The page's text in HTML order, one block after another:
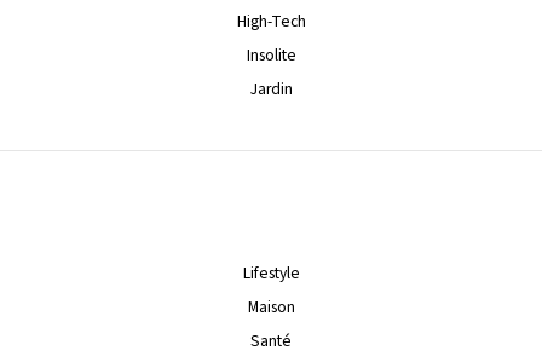
High-Tech
Insolite
Jardin
Lifestyle
Maison
Santé